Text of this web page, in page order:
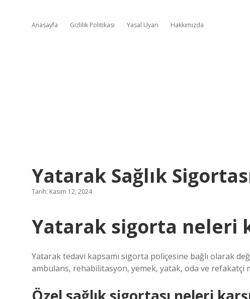
Anasayfa Gizlilik Politikası Yasal Uyarı Hakkımızda
Yatarak Sağlık
Tarih: Kasım 12, 2024
Yatarak sigorta neleri
Yatarak tedavi kapsamı sigorta poliçesine bağlı olarak
ambulans, rehabilitasyon, yemek, yatak, oda ve refakatçi